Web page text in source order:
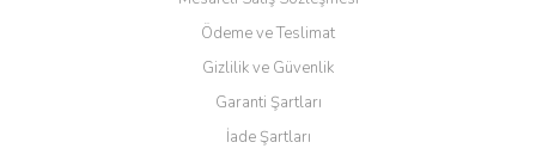
Ödeme ve Teslimat
Gizlilik ve Güvenlik
Garanti Şartları
İade Şartları